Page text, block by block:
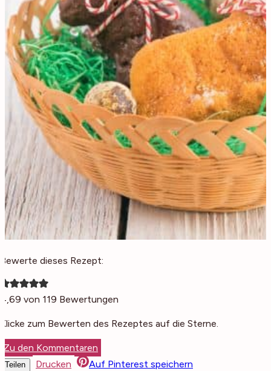
Bewerte dieses Rezept:
4,69 von 119 Bewertungen
Klicke zum Bewerten des Rezeptes auf die Sterne.
Zu den Kommentaren
Teilen Drucken Auf Pinterest speichern